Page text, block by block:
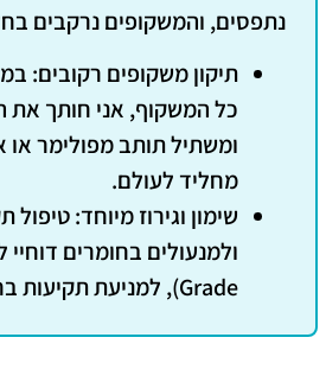
נתפסים, והמשקופים נרקבים
תיקון משקופים רקובים:
כל המשקוף, אני חותך את
ומשתיל תותב מפולימר או
מחליד לעולם.
שימון וגירוז מיוחד:טיפול
Grade), למניעת תקיעות בחורף.